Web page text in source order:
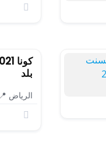
بلد
الرياض 📍